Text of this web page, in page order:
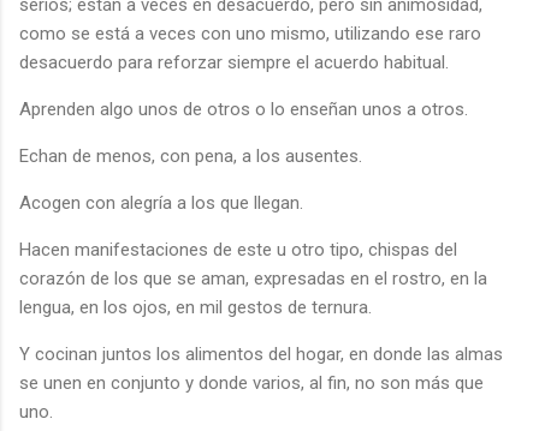
como se está a veces con uno mismo, utilizando ese raro
desacuerdo para reforzar siempre el acuerdo habitual.
Aprenden algo unos de otros o lo enseñan unos a otros.
Echan de menos, con pena, a los ausentes.
Acogen con alegría a los que llegan.
Hacen manifestaciones de este u otro tipo, chispas del
corazón de los que se aman, expresadas en el rostro, en la
lengua, en los ojos, en mil gestos de ternura.
Y cocinan juntos los alimentos del hogar, en donde las almas
se unen en conjunto y donde varios, al fin, no son más que
uno.